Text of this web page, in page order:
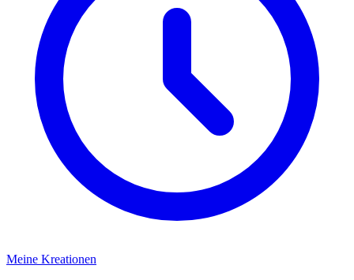
Meine Kreationen